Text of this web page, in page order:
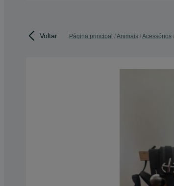
Voltar Página principal Animais Acessórios